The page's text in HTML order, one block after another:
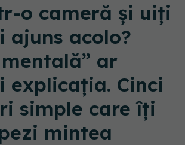
o cameră și uiți
ajuns acolo?
ar
explicația. Cinci
simple care îți
mintea